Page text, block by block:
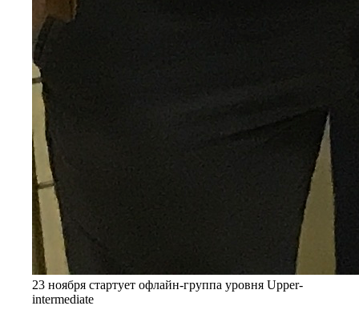
23 ноября стартует офлайн-группа уровня Upper-
intermediate